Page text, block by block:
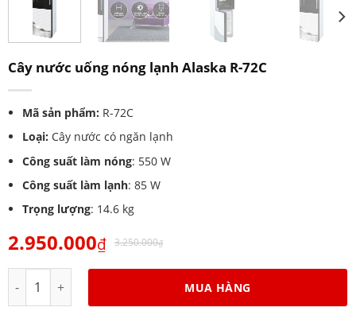
Cây nước uống nóng lạnh Alaska R-72C
Mã sản phẩm: R-72C
Loại: Cây nước có ngăn lạnh
Công suất làm nóng: 550 W
Công suất làm lạnh: 85 W
Trọng lượng: 14.6 kg
2.950.000₫ 3.250.000₫
MUA HÀNG